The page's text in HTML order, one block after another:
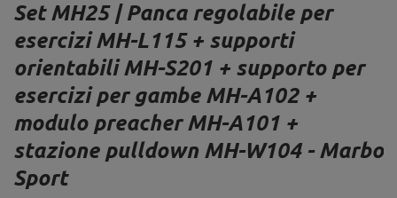
Set MH25 | Panca regolabile per
esercizi MH-L115 + supporti
orientabili MH-S201 + supporto per
esercizi per gambe MH-A102 +
modulo preacher MH-A101 +
stazione pulldown MH-W104 - Marbo
Sport